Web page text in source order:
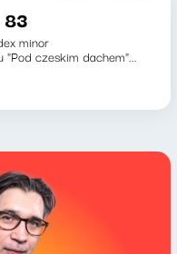
83
minor
czeskim dachem"...